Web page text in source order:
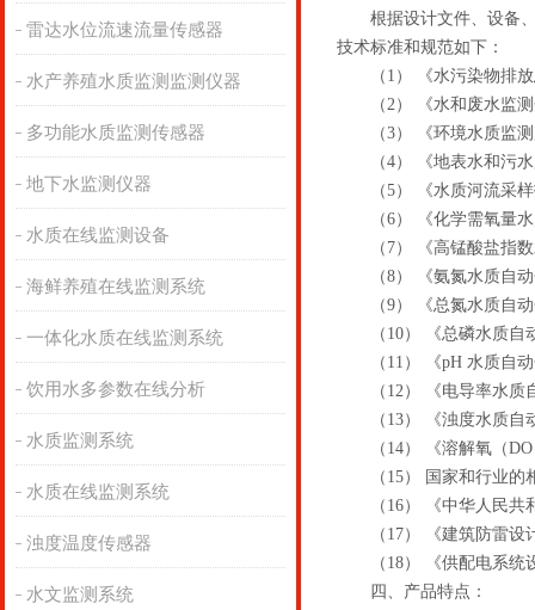
雷达水位流速流量传感器
水产养殖水质监测监测仪器
多功能水质监测传感器
地下水监测仪器
水质在线监测设备
海鲜养殖在线监测系统
一体化水质在线监测系统
饮用水多参数在线分析
水质监测系统
水质在线监测系统
浊度温度传感器
水文监测系统
根据设计文件、设备、
技术标准和规范如下：
（1） 《水污染物排放
（2） 《水和废水监测
（3） 《环境水质监测
（4） 《地表水和污水
（5） 《水质河流采样
（6） 《化学需氧量水
（7） 《高锰酸盐指数
（8） 《氨氮水质自动
（9） 《总氮水质自动
（10） 《总磷水质自动
（11） 《pH 水质自动
（12） 《电导率水质自
（13） 《浊度水质自动
（14） 《溶解氧（DO
（15） 国家和行业的
（16） 《中华人民共和
（17） 《建筑防雷设
（18） 《供配电系统
四、产品特点：